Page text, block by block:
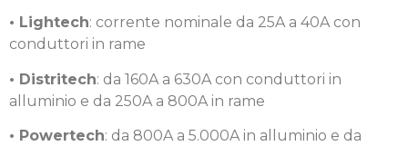
• Lightech: corrente nominale da 25A a 40A con
conduttori in rame
• Distritech: da 160A a 630A con conduttori in
alluminio e da 250A a 800A in rame
• Powertech: da 800A a 5.000A in alluminio e da